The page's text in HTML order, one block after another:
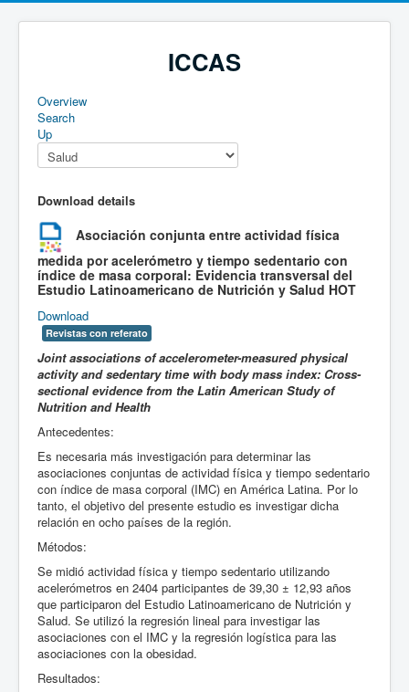
ICCAS
Overview
Search
Up
Download details
Asociación conjunta entre actividad física
medida por acelerómetro y tiempo sedentario con
índice de masa corporal: Evidencia transversal del
Estudio Latinoamericano de Nutrición y Salud HOT
Download
Revistas con referato
Joint associations of accelerometer-measured physical
activity and sedentary time with body mass index: Cross-
sectional evidence from the Latin American Study of
Nutrition and Health
Antecedentes:
Es necesaria más investigación para determinar las
asociaciones conjuntas de actividad física y tiempo sedentario
con índice de masa corporal (IMC) en América Latina. Por lo
tanto, el objetivo del presente estudio es investigar dicha
relación en ocho países de la región.
Métodos:
Se midió actividad física y tiempo sedentario utilizando
acelerómetros en 2404 participantes de 39,30 ± 12,93 años
que participaron del Estudio Latinoamericano de Nutrición y
Salud. Se utilizó la regresión lineal para investigar las
asociaciones con el IMC y la regresión logística para las
asociaciones con la obesidad.
Resultados: